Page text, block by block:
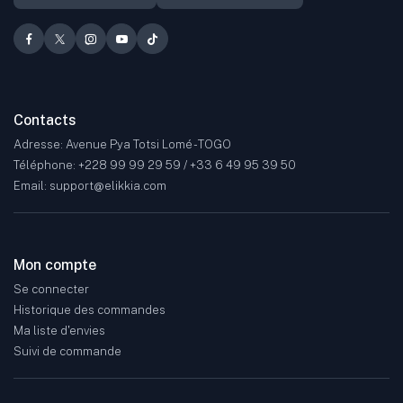
Contacts
Adresse: Avenue Pya Totsi Lomé - TOGO
Téléphone: +228 99 99 29 59 / +33 6 49 95 39 50
Email: support@elikkia.com
Mon compte
Se connecter
Historique des commandes
Ma liste d'envies
Suivi de commande